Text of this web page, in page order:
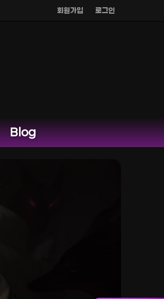
회원가입 로그인
외 다른 채팅은 운영하지 않습니다.
Blog